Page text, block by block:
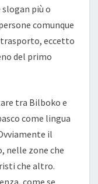
più o
comunque
eccetto
del primo
tra Bilboko e
come lingua
il
nelle zone che
che altro.